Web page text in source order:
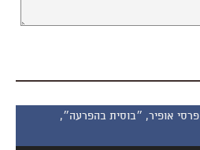
פרסי אופיר, ״בוסית בהפרעה״,